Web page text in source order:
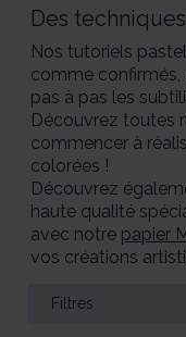
Des
Nos tutoriels
comme
pas à pas les
Découvrez toutes
commencer à
colorées !
Découvrez
haute qualité
avec notre papier
vos créations
Filtres